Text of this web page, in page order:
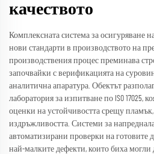
качеството
Комплексната система за осигуряване
нови стандарти в производството на
производствения процес преминава
започвайки с верификацията на
аналитична апаратура. Обектът
лаборатория за изпитване по ISO 17025,
оценки на устойчивостта срещу
издръжливостта. Системи за
автоматизирани проверки на готовите
най-малките дефекти, които биха могли